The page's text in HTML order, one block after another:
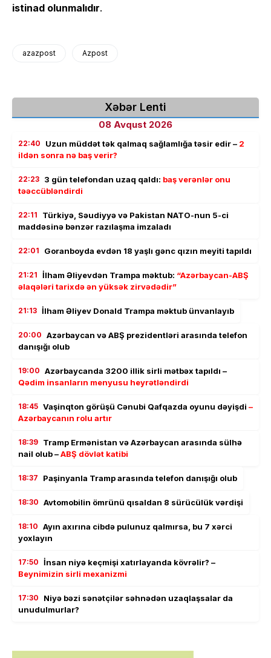
istinad olunmalıdır.
azazpost Azpost
Xəbər Lenti
08 Avqust 2026
22:40 Uzun müddət tək qalmaq sağlamlığa təsir edir – 2
ildən sonra nə baş verir?
22:23 3 gün telefondan uzaq qaldı: baş verənlər onu
təəccübləndirdi
22:11
Türkiyə, Səudiyyə və Pakistan NATO-nun 5-ci
maddəsinə bənzər razılaşma imzaladı
22:01 Goranboyda evdən 18 yaşlı gənc qızın meyiti tapıldı
21:21 İlham Əliyevdən Trampa məktub: “Azərbaycan-ABŞ
əlaqələri tarixdə ən yüksək zirvədədir”
21:13 İlham Əliyev Donald Trampa məktub ünvanlayıb
20:00 Azərbaycan və ABŞ prezidentləri arasında telefon
danışığı olub
19:00 Azərbaycanda 3200 illik sirli mətbəx tapıldı –
Qədim insanların menyusu heyrətləndirdi
18:45 Vaşinqton görüşü Cənubi Qafqazda oyunu dəyişdi –
Azərbaycanın rolu artır
18:39 Tramp Ermənistan və Azərbaycan arasında sülhə
nail olub –ABŞ dövlət katibi
18:37 Paşinyanla Tramp arasında telefon danışığı olub
18:30 Avtomobilin ömrünü qısaldan 8 sürücülük vərdişi
18:10 Ayın axırına cibdə pulunuz qalmırsa, bu 7 xərci
yoxlayın
17:50 İnsan niyə keçmişi xatırlayanda kövrəlir? –
Beynimizin sirli mexanizmi
17:30
Niyə bəzi sənətçilər səhnədən uzaqlaşsalar da
unudulmurlar?